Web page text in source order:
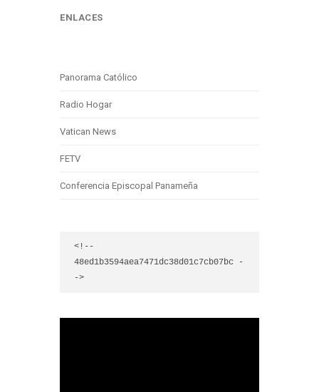
ENLACES
Panorama Católico
Radio Hogar
Vatican News
FETV
Conferencia Episcopal Panameña
<!--
48ed1b3594aea7471dc38d01c7cb07bc -
->